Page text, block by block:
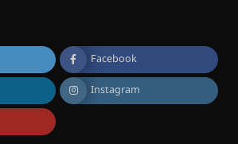
Facebook
Instagram